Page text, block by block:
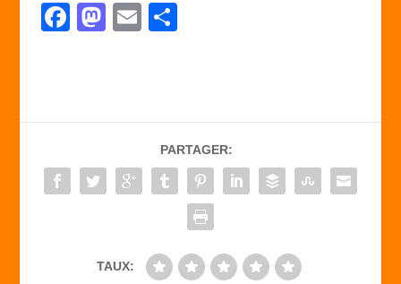
F
b
o
o
M
d
o
n
E
er
PARTAGER:
TAUX: